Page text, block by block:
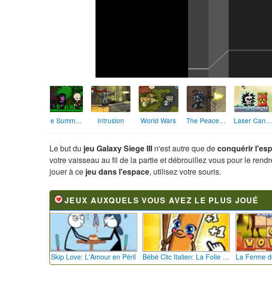
The Summoning Intrusion World Wars The Peacekeeper Laser Cannon
Le but du jeu Galaxy Siege III n'est autre que deconquérir
votre vaisseau au fil de la partie et débrouillez vous pour le
jouer à ce jeu dans l'espace, utilisez votre souris.
JEUX AUXQUELS VOUS AVEZ LE PLUS JOUÉ
Skip Love: L'Amour en Péril Bébé Clic Italien: La Folie des Petits Bambins